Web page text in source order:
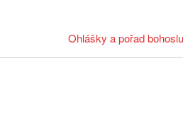
Ohlášky a pořad